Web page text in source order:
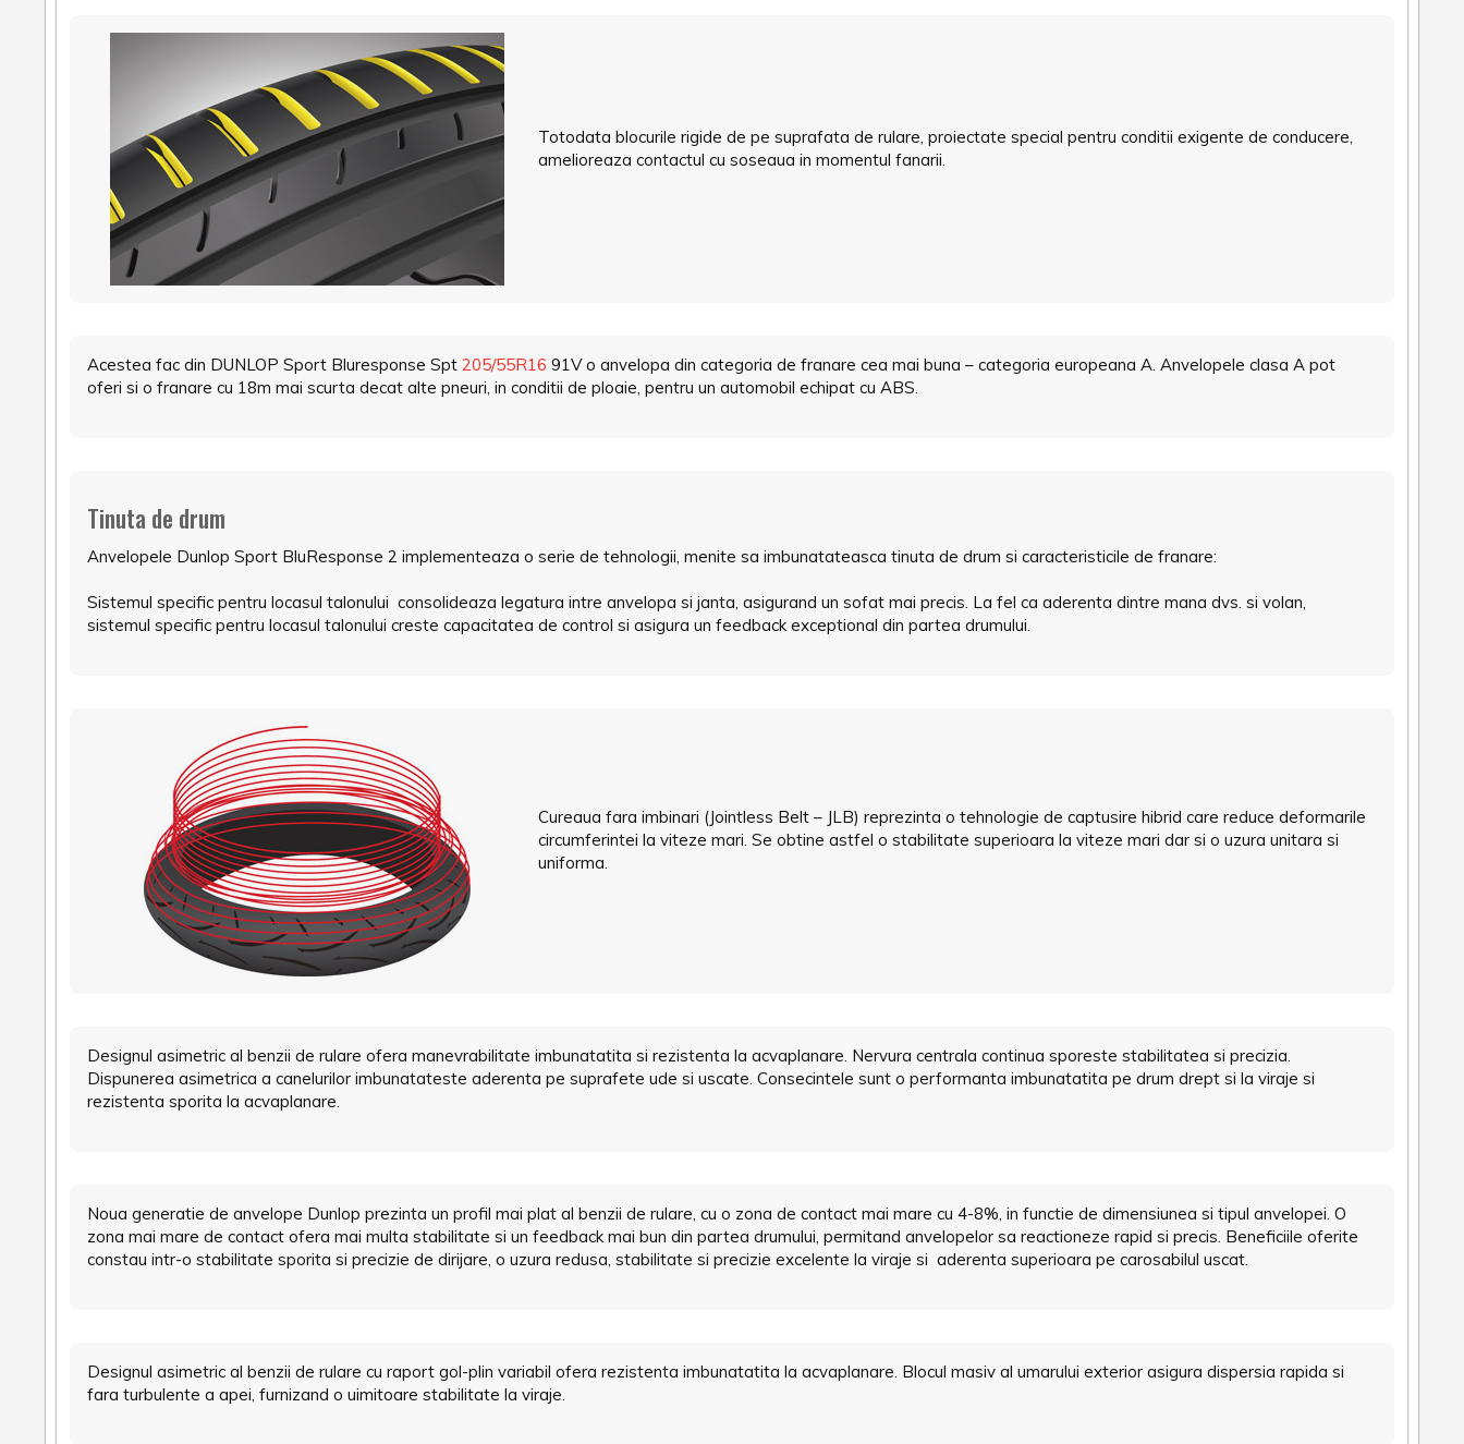
Totodata blocurile rigide de pe suprafata de rulare, proiectate special pentru conditii exigente de conducere,
amelioreaza contactul cu soseaua in momentul fanarii.
Acestea fac din DUNLOP Sport Bluresponse Spt 205/55R16 91V o anvelopa din categoria de franare cea mai buna – categoria europeana A. Anvelopele clasa A pot
oferi si o franare cu 18m mai scurta decat alte pneuri, in conditii de ploaie, pentru un automobil echipat cu ABS.
Tinuta de drum
Anvelopele Dunlop Sport BluResponse 2 implementeaza o serie de tehnologii, menite sa imbunatateasca tinuta de drum si caracteristicile de franare:
Sistemul specific pentru locasul talonului consolideaza legatura intre anvelopa si janta, asigurand un sofat mai precis. La fel ca aderenta dintre mana dvs. si volan,
sistemul specific pentru locasul talonului creste capacitatea de control si asigura un feedback exceptional din partea drumului.
Cureaua fara imbinari (Jointless Belt – JLB) reprezinta o tehnologie de captusire hibrid care reduce deformarile
circumferintei la viteze mari. Se obtine astfel o stabilitate superioara la viteze mari dar si o uzura unitara si
uniforma.
Designul asimetric al benzii de rulare ofera manevrabilitate imbunatatita si rezistenta la acvaplanare. Nervura centrala continua sporeste stabilitatea si precizia.
Dispunerea asimetrica a canelurilor imbunatateste aderenta pe suprafete ude si uscate. Consecintele sunt o performanta imbunatatita pe drum drept si la viraje si
rezistenta sporita la acvaplanare.
Noua generatie de anvelope Dunlop prezinta un profil mai plat al benzii de rulare, cu o zona de contact mai mare cu 4-8%, in functie de dimensiunea si tipul anvelopei. O
zona mai mare de contact ofera mai multa stabilitate si un feedback mai bun din partea drumului, permitand anvelopelor sa reactioneze rapid si precis. Beneficiile oferite
constau intr-o stabilitate sporita si precizie de dirijare, o uzura redusa, stabilitate si precizie excelente la viraje si aderenta superioara pe carosabilul uscat.
Designul asimetric al benzii de rulare cu raport gol-plin variabil ofera rezistenta imbunatatita la acvaplanare. Blocul masiv al umarului exterior asigura dispersia rapida si
fara turbulente a apei, furnizand o uimitoare stabilitate la viraje.